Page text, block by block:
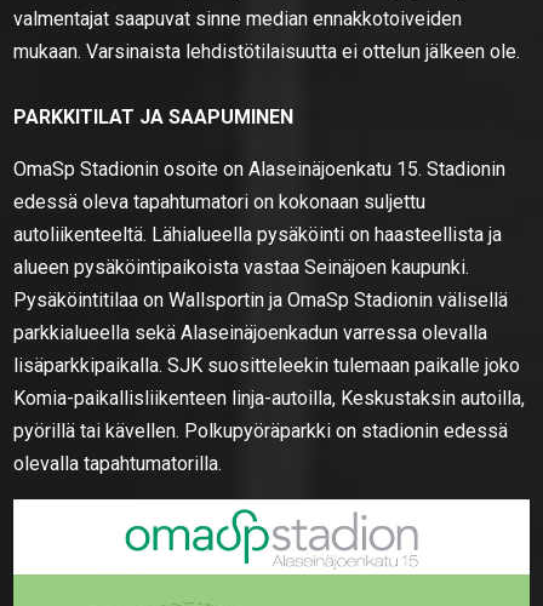
valmentajat saapuvat sinne median ennakkotoiveiden
mukaan. Varsinaista lehdistötilaisuutta ei ottelun jälkeen ole.
PARKKITILAT JA SAAPUMINEN
OmaSp Stadionin osoite on Alaseinäjoenkatu 15. Stadionin
edessä oleva tapahtumatori on kokonaan suljettu
autoliikenteeltä. Lähialueella pysäköinti on haasteellista ja
alueen pysäköintipaikoista vastaa Seinäjoen kaupunki.
Pysäköintitilaa on Wallsportin ja OmaSp Stadionin välisellä
parkkialueella sekä Alaseinäjoenkadun varressa olevalla
lisäparkkipaikalla. SJK suositteleekin tulemaan paikalle joko
Komia-paikallisliikenteen linja-autoilla, Keskustaksin autoilla,
pyörillä tai kävellen. Polkupyöräparkki on stadionin edessä
olevalla tapahtumatorilla.